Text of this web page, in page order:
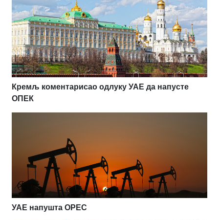
Кремљ коментарисао одлуку УАЕ да напусте
ОПЕК
УАЕ напушта OPEC